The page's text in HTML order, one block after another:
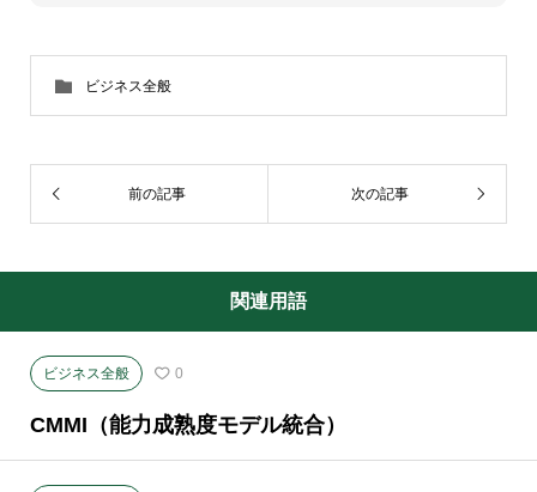
ビジネス全般
前の記事 次の記事
関連用語
ビジネス全般 0
CMMI（能力成熟度モデル統合）